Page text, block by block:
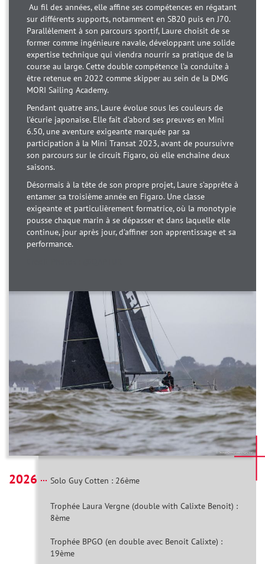
Au fil des années, elle affine ses compétences en régatant
sur différents supports, notamment en SB20 puis en J70.
Parallèlement à son parcours sportif, Laure choisit de se
former comme ingénieure navale, développant une solide
expertise technique qui viendra nourrir sa pratique de la
course au large. Cette double compétence l'a conduite à
être retenue en 2022 comme skipper au sein de la DMG
MORI Sailing Academy.
Pendant quatre ans, Laure évolue sous les couleurs de
l’écurie japonaise. Elle fait d’abord ses preuves en Mini
6.50, une aventure exigeante marquée par sa
participation à la Mini Transat 2023, avant de poursuivre
son parcours sur le circuit Figaro, où elle enchaîne deux
saisons.
Désormais à la tête de son propre projet, Laure s’apprête à
entamer sa troisième année en Figaro. Une classe
exigeante et particulièrement formatrice, où la monotypie
pousse chaque marin à se dépasser et dans laquelle elle
continue, jour après jour, d’affiner son apprentissage et sa
performance.
2026 Solo Guy Cotten : 26ème
Trophée Laura Vergne (double with Calixte Benoit) :
8ème
Trophée BPGO (en double avec Benoit Calixte) :
19ème